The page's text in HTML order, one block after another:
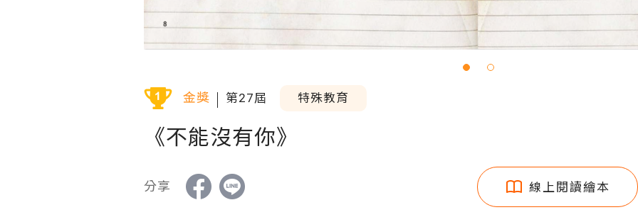
金獎 第27屆 特殊教育
《不能沒有你》
分享 線上閱讀繪本